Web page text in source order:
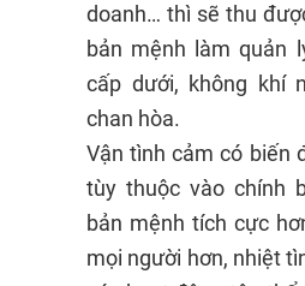
doanh… thì sẽ thu
bản mệnh làm quản
cấp dưới, không khí
chan hòa.
Vận tình cảm có biến
tùy thuộc vào chính
bản mệnh tích cực
mọi người hơn, nhiệt